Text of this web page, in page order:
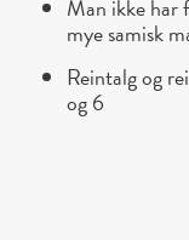
Man ikke har
mye samisk
Reintalg og
og 6